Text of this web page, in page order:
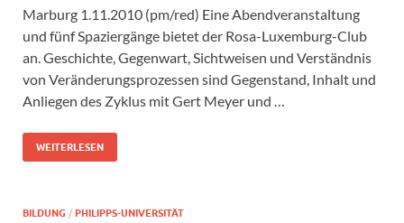
Marburg 1.11.2010 (pm/red) Eine Abendveranstaltung
und fünf Spaziergänge bietet der Rosa-Luxemburg-Club
an. Geschichte, Gegenwart, Sichtweisen und Verständnis
von Veränderungsprozessen sind Gegenstand, Inhalt und
Anliegen des Zyklus mit Gert Meyer und …
WEITERLESEN
BILDUNG / PHILIPPS-UNIVERSITÄT